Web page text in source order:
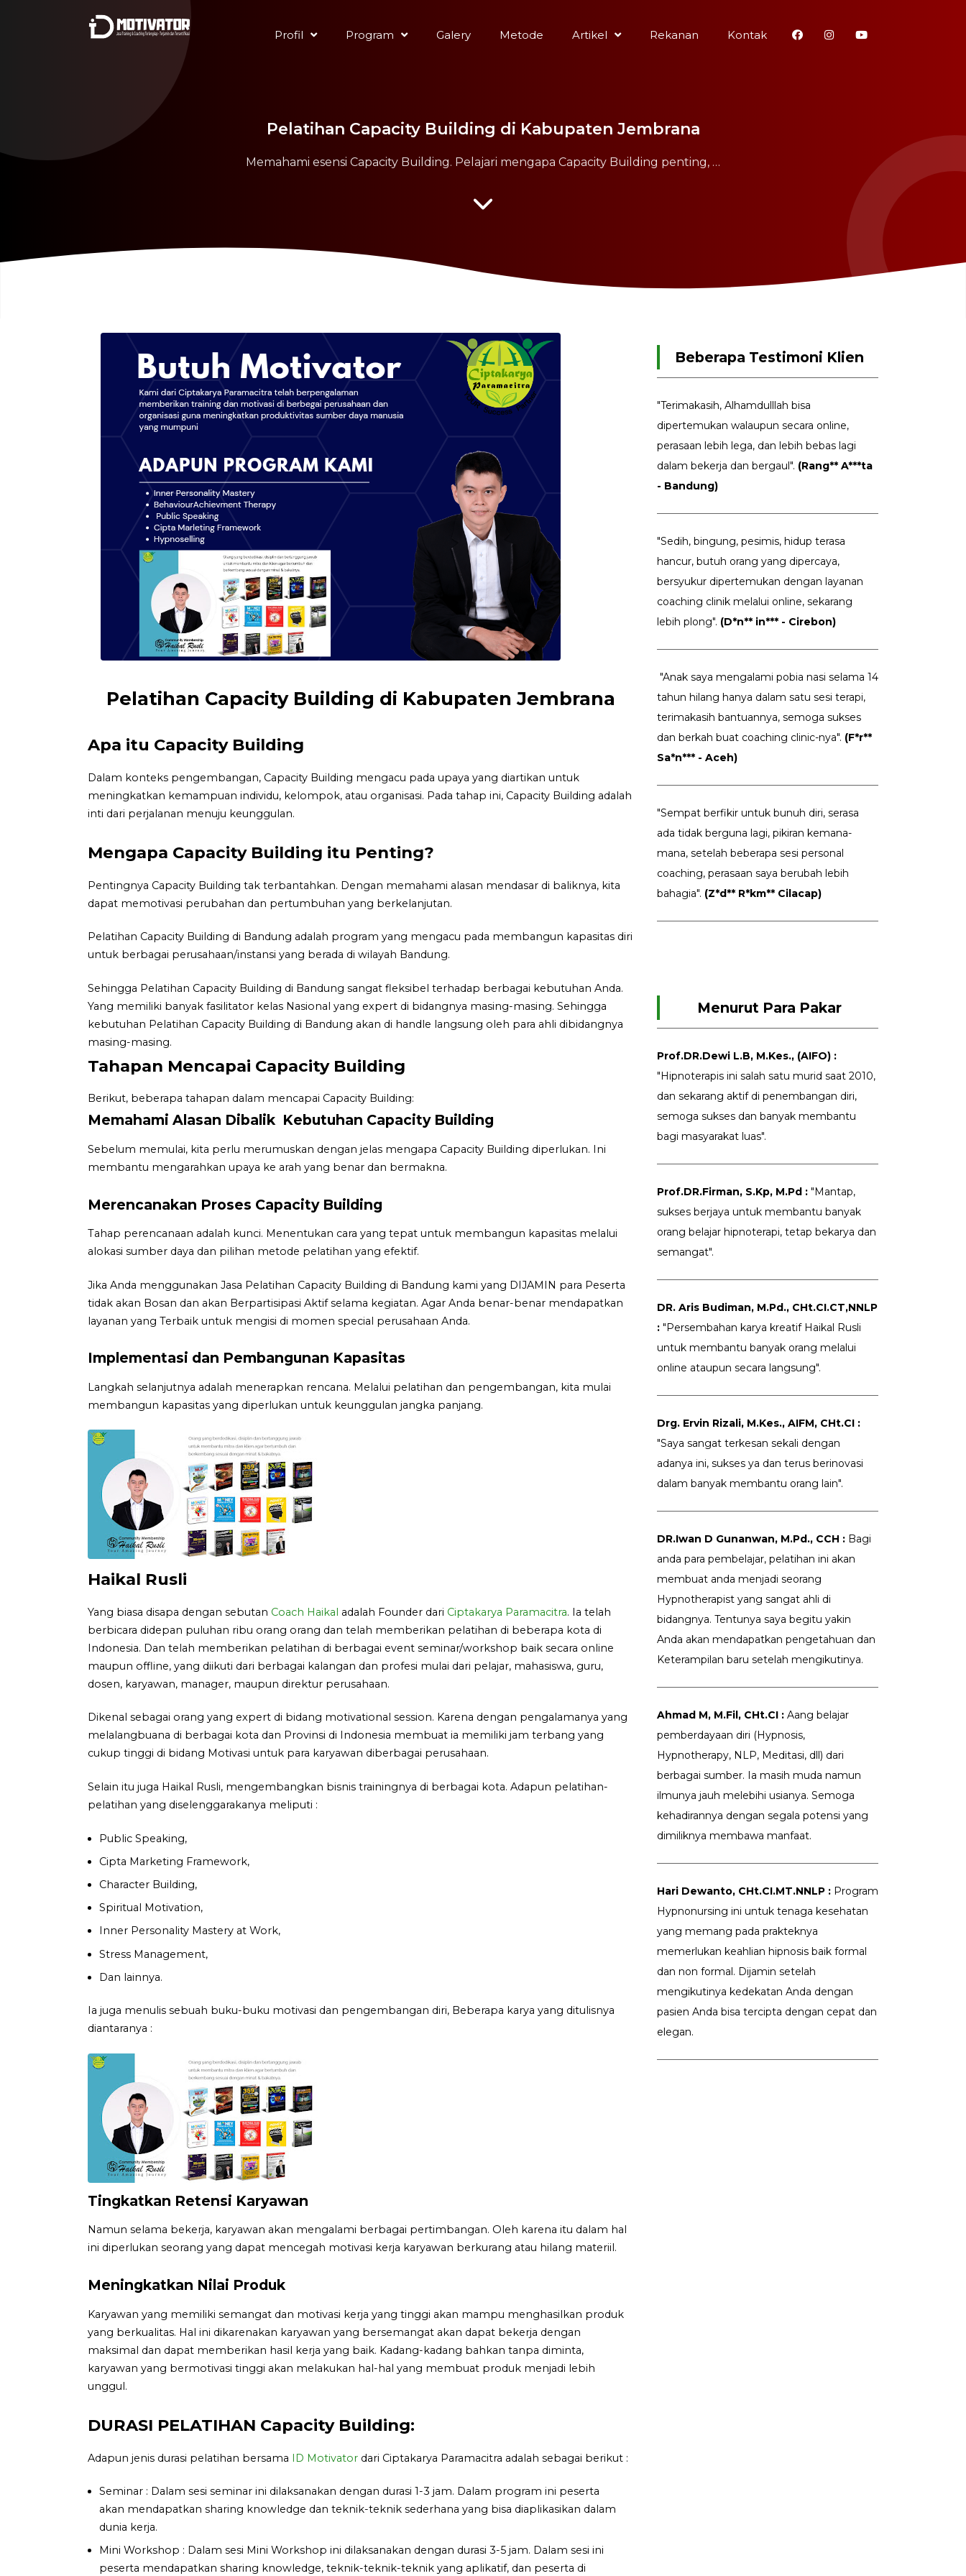
Profil Program Galery Metode Artikel Rekanan Kontak
Pelatihan Capacity Building di Kabupaten Jembrana
Memahami esensi Capacity Building. Pelajari mengapa Capacity Building penting, …
Pelatihan Capacity Building di Kabupaten Jembrana
Apa itu Capacity Building
Dalam konteks pengembangan, Capacity Building mengacu pada upaya yang diartikan untuk
meningkatkan kemampuan individu, kelompok, atau organisasi. Pada tahap ini, Capacity Building adalah
inti dari perjalanan menuju keunggulan.
Mengapa Capacity Building itu Penting?
Pentingnya Capacity Building tak terbantahkan. Dengan memahami alasan mendasar di baliknya, kita
dapat memotivasi perubahan dan pertumbuhan yang berkelanjutan.
Pelatihan Capacity Building di Bandung adalah program yang mengacu pada membangun kapasitas diri
untuk berbagai perusahaan/instansi yang berada di wilayah Bandung.
Sehingga Pelatihan Capacity Building di Bandung sangat fleksibel terhadap berbagai kebutuhan Anda.
Yang memiliki banyak fasilitator kelas Nasional yang expert di bidangnya masing-masing. Sehingga
kebutuhan Pelatihan Capacity Building di Bandung akan di handle langsung oleh para ahli dibidangnya
masing-masing.
Tahapan Mencapai Capacity Building
Berikut, beberapa tahapan dalam mencapai Capacity Building:
Memahami Alasan Dibalik Kebutuhan Capacity Building
Sebelum memulai, kita perlu merumuskan dengan jelas mengapa Capacity Building diperlukan. Ini
membantu mengarahkan upaya ke arah yang benar dan bermakna.
Merencanakan Proses Capacity Building
Tahap perencanaan adalah kunci. Menentukan cara yang tepat untuk membangun kapasitas melalui
alokasi sumber daya dan pilihan metode pelatihan yang efektif.
Jika Anda menggunakan Jasa Pelatihan Capacity Building di Bandung kami yang DIJAMIN para Peserta
tidak akan Bosan dan akan Berpartisipasi Aktif selama kegiatan. Agar Anda benar-benar mendapatkan
layanan yang Terbaik untuk mengisi di momen special perusahaan Anda.
Implementasi dan Pembangunan Kapasitas
Langkah selanjutnya adalah menerapkan rencana. Melalui pelatihan dan pengembangan, kita mulai
membangun kapasitas yang diperlukan untuk keunggulan jangka panjang.
Haikal Rusli
Yang biasa disapa dengan sebutan Coach Haikal adalah Founder dari Ciptakarya Paramacitra. Ia telah
berbicara didepan puluhan ribu orang orang dan telah memberikan pelatihan di beberapa kota di
Indonesia. Dan telah memberikan pelatihan di berbagai event seminar/workshop baik secara online
maupun offline, yang diikuti dari berbagai kalangan dan profesi mulai dari pelajar, mahasiswa, guru,
dosen, karyawan, manager, maupun direktur perusahaan.
Dikenal sebagai orang yang expert di bidang motivational session. Karena dengan pengalamanya yang
melalangbuana di berbagai kota dan Provinsi di Indonesia membuat ia memiliki jam terbang yang
cukup tinggi di bidang Motivasi untuk para karyawan diberbagai perusahaan.
Selain itu juga Haikal Rusli, mengembangkan bisnis trainingnya di berbagai kota. Adapun pelatihan-
pelatihan yang diselenggarakanya meliputi :
Public Speaking,
Cipta Marketing Framework,
Character Building,
Spiritual Motivation,
Inner Personality Mastery at Work,
Stress Management,
Dan lainnya.
Ia juga menulis sebuah buku-buku motivasi dan pengembangan diri, Beberapa karya yang ditulisnya
diantaranya :
Tingkatkan Retensi Karyawan
Namun selama bekerja, karyawan akan mengalami berbagai pertimbangan. Oleh karena itu dalam hal
ini diperlukan seorang yang dapat mencegah motivasi kerja karyawan berkurang atau hilang materiil.
Meningkatkan Nilai Produk
Karyawan yang memiliki semangat dan motivasi kerja yang tinggi akan mampu menghasilkan produk
yang berkualitas. Hal ini dikarenakan karyawan yang bersemangat akan dapat bekerja dengan
maksimal dan dapat memberikan hasil kerja yang baik. Kadang-kadang bahkan tanpa diminta,
karyawan yang bermotivasi tinggi akan melakukan hal-hal yang membuat produk menjadi lebih
unggul.
DURASI PELATIHAN Capacity Building:
Adapun jenis durasi pelatihan bersama ID Motivator dari Ciptakarya Paramacitra adalah sebagai berikut :
Seminar : Dalam sesi seminar ini dilaksanakan dengan durasi 1-3 jam. Dalam program ini peserta
akan mendapatkan sharing knowledge dan teknik-teknik sederhana yang bisa diaplikasikan dalam
dunia kerja.
Mini Workshop : Dalam sesi Mini Workshop ini dilaksanakan dengan durasi 3-5 jam. Dalam sesi ini
peserta mendapatkan sharing knowledge, teknik-teknik-teknik yang aplikatif, dan peserta di
Beberapa Testimoni Klien
"Terimakasih, Alhamdulllah bisa
dipertemukan walaupun secara online,
perasaan lebih lega, dan lebih bebas lagi
dalam bekerja dan bergaul". (Rang** A***ta
- Bandung)
"Sedih, bingung, pesimis, hidup terasa
hancur, butuh orang yang dipercaya,
bersyukur dipertemukan dengan layanan
coaching clinik melalui online, sekarang
lebih plong". (D*n** in*** - Cirebon)
"Anak saya mengalami pobia nasi selama 14
tahun hilang hanya dalam satu sesi terapi,
terimakasih bantuannya, semoga sukses
dan berkah buat coaching clinic-nya". (F*r**
Sa*n*** - Aceh)
"Sempat berfikir untuk bunuh diri, serasa
ada tidak berguna lagi, pikiran kemana-
mana, setelah beberapa sesi personal
coaching, perasaan saya berubah lebih
bahagia". (Z*d** R*km** Cilacap)
Menurut Para Pakar
Prof.DR.Dewi L.B, M.Kes., (AIFO) :
"Hipnoterapis ini salah satu murid saat 2010,
dan sekarang aktif di penembangan diri,
semoga sukses dan banyak membantu
bagi masyarakat luas".
Prof.DR.Firman, S.Kp, M.Pd : "Mantap,
sukses berjaya untuk membantu banyak
orang belajar hipnoterapi, tetap bekarya dan
semangat".
DR. Aris Budiman, M.Pd., CHt.CI.CT,NNLP
: "Persembahan karya kreatif Haikal Rusli
untuk membantu banyak orang melalui
online ataupun secara langsung".
Drg. Ervin Rizali, M.Kes., AIFM, CHt.CI :
"Saya sangat terkesan sekali dengan
adanya ini, sukses ya dan terus berinovasi
dalam banyak membantu orang lain".
DR.Iwan D Gunanwan, M.Pd., CCH : Bagi
anda para pembelajar, pelatihan ini akan
membuat anda menjadi seorang
Hypnotherapist yang sangat ahli di
bidangnya. Tentunya saya begitu yakin
Anda akan mendapatkan pengetahuan dan
Keterampilan baru setelah mengikutinya.
Ahmad M, M.Fil, CHt.CI : Aang belajar
pemberdayaan diri (Hypnosis,
Hypnotherapy, NLP, Meditasi, dll) dari
berbagai sumber. Ia masih muda namun
ilmunya jauh melebihi usianya. Semoga
kehadirannya dengan segala potensi yang
dimiliknya membawa manfaat.
Hari Dewanto, CHt.CI.MT.NNLP : Program
Hypnonursing ini untuk tenaga kesehatan
yang memang pada prakteknya
memerlukan keahlian hipnosis baik formal
dan non formal. Dijamin setelah
mengikutinya kedekatan Anda dengan
pasien Anda bisa tercipta dengan cepat dan
elegan.